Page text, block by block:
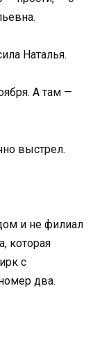
Наталья.
А там —
выстрел.
и не филиал
которая
с
два.